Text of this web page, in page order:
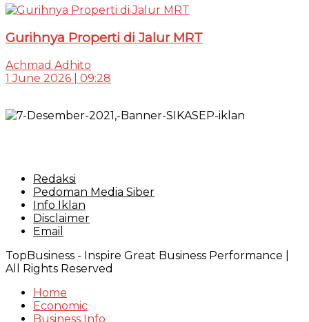
Gurihnya Properti di Jalur MRT
Achmad Adhito
1 June 2026 | 09:28
Redaksi
Pedoman Media Siber
Info Iklan
Disclaimer
Email
TopBusiness - Inspire Great Business Performance |
All Rights Reserved
Home
Economic
Business Info